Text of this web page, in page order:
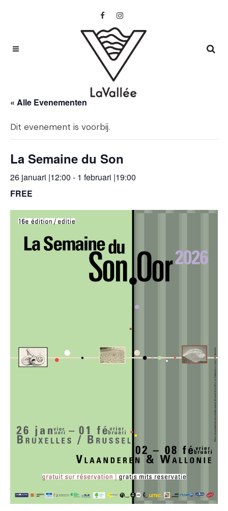
« Alle Evenementen
Dit evenement is voorbij.
La Semaine du Son
26 januari |12:00 - 1 februari |19:00
FREE